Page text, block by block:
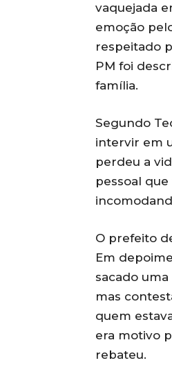
vaquejada
emoção
respeitado
PM foi
família.
Segundo
intervir em
perdeu a
pessoal
O prefeito
Em
sacado
mas
quem
era motivo
rebateu.